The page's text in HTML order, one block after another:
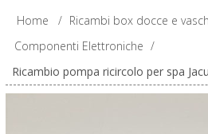
Home / Ricambi box docce e
Componenti Elettroniche /
Ricambio pompa ricircolo per spa